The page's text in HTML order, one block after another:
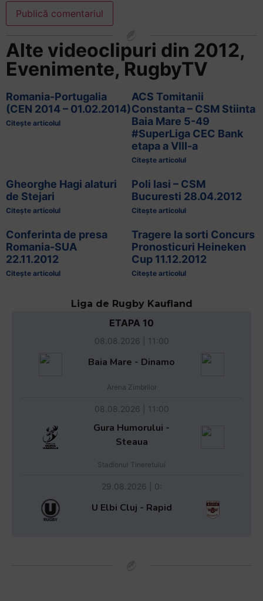
Alte videoclipuri din 2012,
Evenimente,RugbyTV
Romania-Portugalia
(CEN 2014 – 01.02.2014)
Citește articolul
ACS Tomitanii
Constanta – CSM Stiinta
Baia Mare 5-49
#SuperLiga CEC Bank
etapa a VIII-a
Citește articolul
Gheorghe Hagi alaturi
de Stejari
Citește articolul
Poli Iasi – CSM
Bucuresti 28.04.2012
Citește articolul
Conferinta de presa
Romania-SUA
22.11.2012
Citește articolul
Tragere la sorti Concurs
Pronosticuri Heineken
Cup 11.12.2012
Citește articolul
Liga de Rugby Kaufland
ETAPA 10
08.08.2026 | 11:00
Baia Mare - Dinamo
Arena Zimbrilor
08.08.2026 | 11:00
Gura Humorului -
Steaua
Stadionul Tineretului
29.08.2026 | 0:
U Elbi Cluj - Rapid